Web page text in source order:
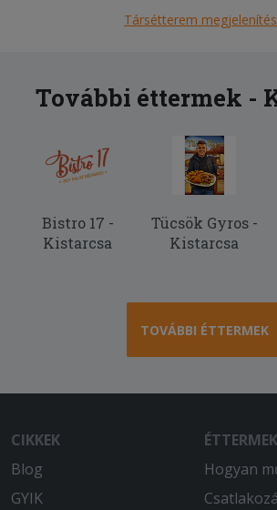
2025-10-14 - Szandra:
2025-09-22 - Balázs:
2025-09-02 - Pál:
Nagyon finom volt.
Társétterem
További éttermek -
Bistro 17 -
Kistarcsa
Tücsök Gyros -
Kistarcsa
TOVÁBBI ÉTTERMEK
CIKKEK
Blog
GYIK
Hogyan